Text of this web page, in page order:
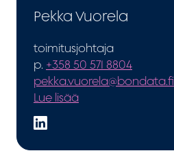
Pekka Vuorela
toimitusjohtaja
p. +358 50 571 8804
pekka.vuorela@bondata.fi
Lue lisää